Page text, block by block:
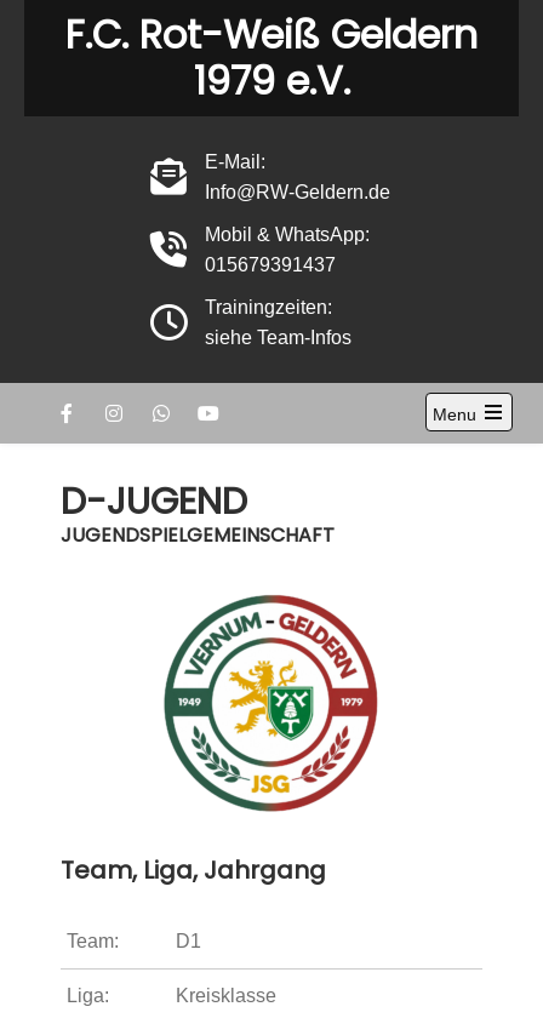
F.C. Rot-Weiß Geldern
1979 e.V.
E-Mail:
Info@RW-Geldern.de
Mobil & WhatsApp:
015679391437
Trainingzeiten:
siehe Team-Infos
Menu
Open
D-JUGEND
JUGENDSPIELGEMEINSCHAFT
Team, Liga, Jahrgang
Team: D1
Liga: Kreisklasse